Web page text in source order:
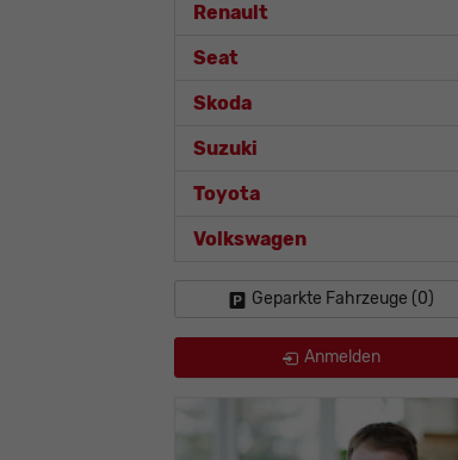
Renault
Seat
Skoda
Suzuki
Toyota
Volkswagen
Geparkte Fahrzeuge (0)
Anmelden